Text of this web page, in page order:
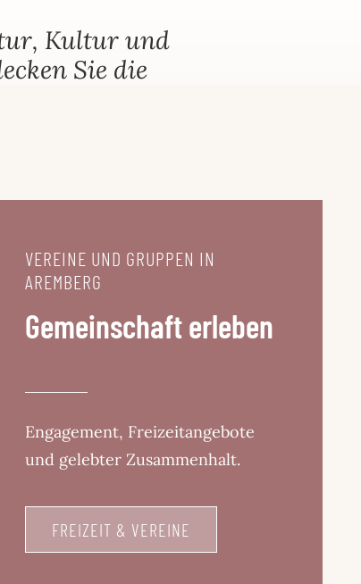
GESCHICHTE
Kultur und
Sie die
VEREINE UND GRUPPEN IN
AREMBERG
Gemeinschaft erleben
Engagement, Freizeitangebote
und gelebter Zusammenhalt.
FREIZEIT & VEREINE